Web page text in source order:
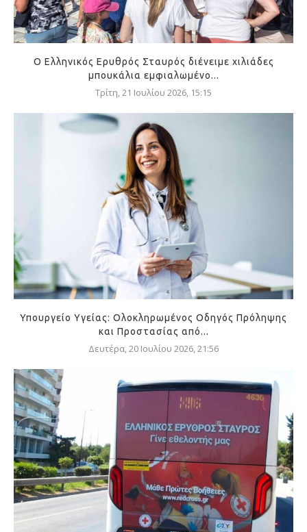
Ο Ελληνικός Ερυθρός Σταυρός διένειμε χιλιάδες
μπουκάλια εμφιαλωμένο...
Τρίτη, 21 Ιουλίου 2026, 15:15
Υπουργείο Υγείας: Ολοκληρωμένος Οδηγός Πρόληψης
και Προστασίας από...
Δευτέρα, 20 Ιουλίου 2026, 21:56